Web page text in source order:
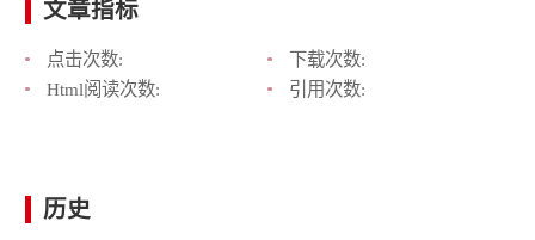
文章指标
点击次数:
下载次数:
Html阅读次数:
引用次数:
历史